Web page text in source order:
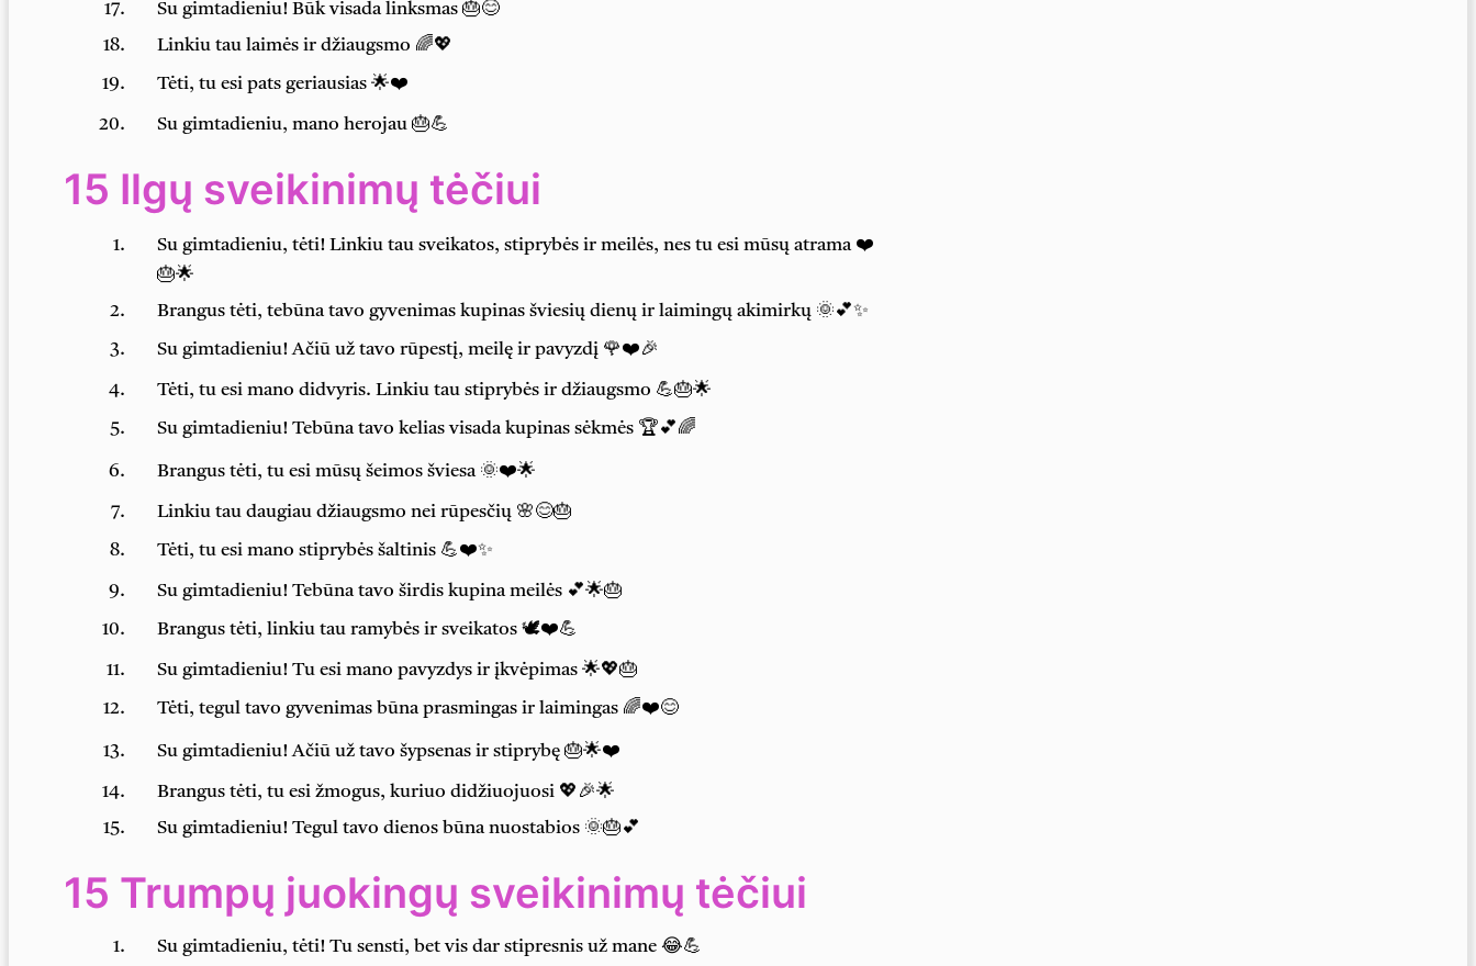
Su gimtadieniu! Būk visada linksmas 🎂😊
Linkiu tau laimės ir džiaugsmo 🌈💖
Tėti, tu esi pats geriausias 🌟❤️
Su gimtadieniu, mano herojau 🎂💪
15 Ilgų sveikinimų tėčiui
Su gimtadieniu, tėti! Linkiu tau sveikatos, stiprybės ir meilės, nes tu esi mūsų atrama ❤️
🎂🌟
Brangus tėti, tebūna tavo gyvenimas kupinas šviesių dienų ir laimingų akimirkų 🌞💕✨
Su gimtadieniu! Ačiū už tavo rūpestį, meilę ir pavyzdį 🌹❤️🎉
Tėti, tu esi mano didvyris. Linkiu tau stiprybės ir džiaugsmo 💪🎂🌟
Su gimtadieniu! Tebūna tavo kelias visada kupinas sėkmės 🏆💕🌈
Brangus tėti, tu esi mūsų šeimos šviesa 🌞❤️🌟
Linkiu tau daugiau džiaugsmo nei rūpesčių 🌸😊🎂
Tėti, tu esi mano stiprybės šaltinis 💪❤️✨
Su gimtadieniu! Tebūna tavo širdis kupina meilės 💕🌟🎂
Brangus tėti, linkiu tau ramybės ir sveikatos 🕊️❤️💪
Su gimtadieniu! Tu esi mano pavyzdys ir įkvėpimas 🌟💖🎂
Tėti, tegul tavo gyvenimas būna prasmingas ir laimingas 🌈❤️😊
Su gimtadieniu! Ačiū už tavo šypsenas ir stiprybę 🎂🌟❤️
Brangus tėti, tu esi žmogus, kuriuo didžiuojuosi 💖🎉🌟
Su gimtadieniu! Tegul tavo dienos būna nuostabios 🌞🎂💕
15 Trumpų juokingų sveikinimų tėčiui
Su gimtadieniu, tėti! Tu sensti, bet vis dar stipresnis už mane 😂💪